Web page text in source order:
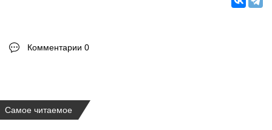
Комментарии 0
Самое читаемое